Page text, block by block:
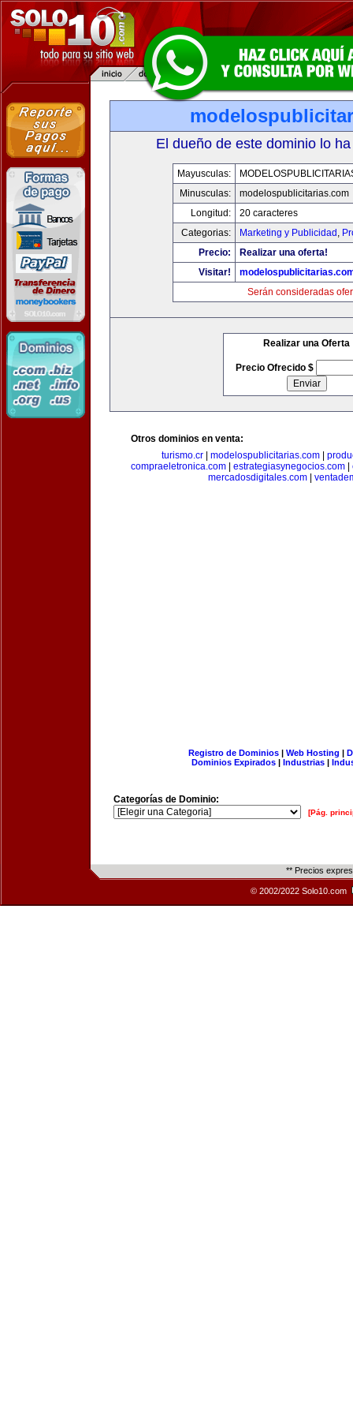
El dueño de este dominio lo
Mayusculas:
Minusculas:
modelospublicitarias.com
Longitud:
20 caracteres
Categorias:
Marketing y Publicidad ,
Precio:
Realizar una oferta!
Visitar!
Serán consideradas
Realizar una Oferta
Precio Ofrecido $
Otros dominios en venta:
turismo.cr
modelospublicitarias.com
compraeletronica.com
estrategiasynegocios.com
mercadosdigitales.com|
Registro de Dominios| Web Hosting |
Dominios Expirados | Industrias |
Categorías de Dominio:
[Pág.
** Precios
© 2002/2022 Solo10.com